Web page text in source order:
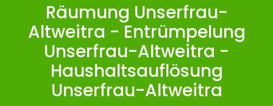
Räumung Unserfrau-
Altweitra - Entrümpelung
Unserfrau-Altweitra -
Haushaltsauflösung
Unserfrau-Altweitra